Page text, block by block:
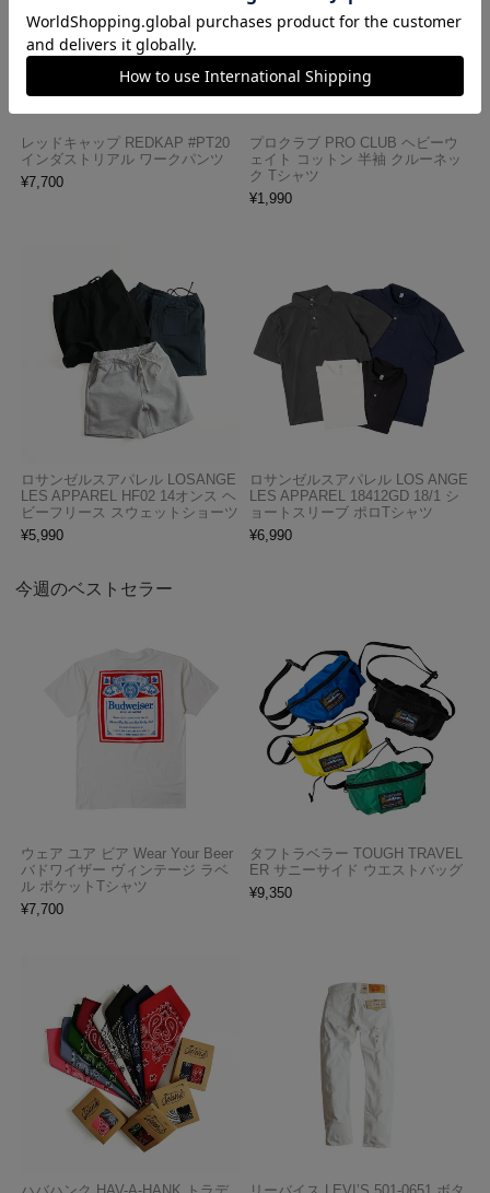
レッドキャップ REDKAP #PT20
インダストリアル ワークパンツ
¥7,700
プロクラブ PRO CLUB ヘビーウ
ェイト コットン 半袖 クルーネッ
ク Tシャツ
¥1,990
ロサンゼルスアパレル LOSANGE
LES APPAREL HF02 14オンス ヘ
ビーフリース スウェットショーツ
¥5,990
ロサンゼルスアパレル LOS ANGE
LES APPAREL 18412GD 18/1 シ
ョートスリーブ ポロTシャツ
¥6,990
今週のベストセラー
ウェア ユア ビア Wear Your Beer
バドワイザー ヴィンテージ ラベ
ル ポケットTシャツ
¥7,700
タフトラベラー TOUGH TRAVEL
ER サニーサイド ウエストバッグ
¥9,350